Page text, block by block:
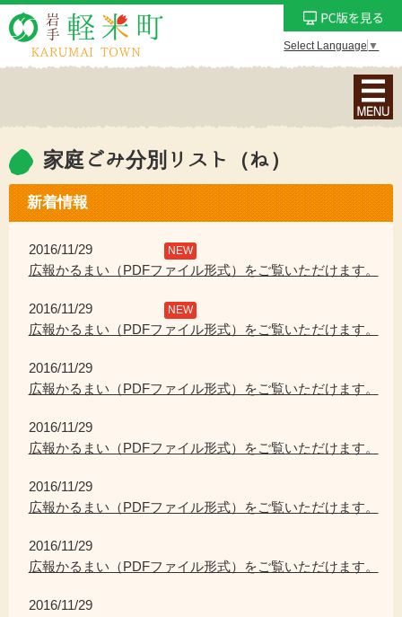
Select Language ▼
ナ
ビ
ョ
ン
ニ
を
家庭ごみ分別リスト（ね）
新着情報
2016/11/29 NEW
広報かるまい（PDFファイル形式）をご覧いただけます。
2016/11/29 NEW
広報かるまい（PDFファイル形式）をご覧いただけます。
2016/11/29
広報かるまい（PDFファイル形式）をご覧いただけます。
2016/11/29
広報かるまい（PDFファイル形式）をご覧いただけます。
2016/11/29
広報かるまい（PDFファイル形式）をご覧いただけます。
2016/11/29
広報かるまい（PDFファイル形式）をご覧いただけます。
2016/11/29